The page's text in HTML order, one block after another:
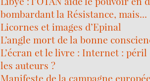
bombardant la Résistance, mais...
Licornes et images d’Epinal
L’angle mort de la bonne
L’écran et le livre : Internet :
les auteurs ?
Manifeste de la campagne